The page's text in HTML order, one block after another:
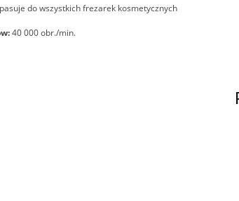
do wszystkich frezarek kosmetycznych
40 000 obr./min.